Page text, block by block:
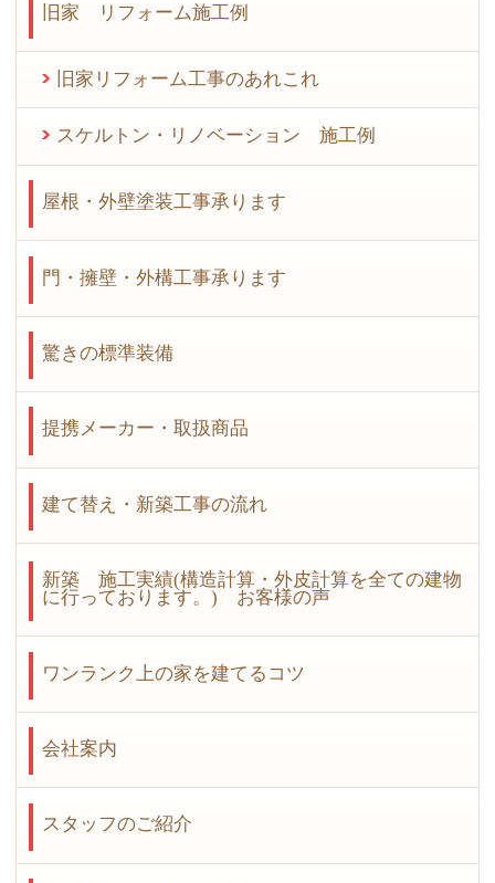
旧家 リフォーム施工例
旧家リフォーム工事のあれこれ
スケルトン・リノベーション 施工例
屋根・外壁塗装工事承ります
門・擁壁・外構工事承ります
驚きの標準装備
提携メーカー・取扱商品
建て替え・新築工事の流れ
新築 施工実績(構造計算・外皮計算を全ての建物
に行っております。) お客様の声
ワンランク上の家を建てるコツ
会社案内
スタッフのご紹介